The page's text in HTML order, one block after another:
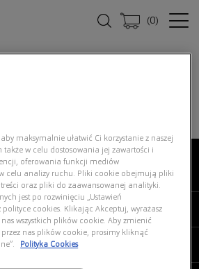
(0)
maksymalnie ułatwić Ci korzystanie z naszej
także w celu dostosowania jej zawartości i
oferowania funkcji mediów
celu analizy ruchu. Pliki cookie obejmują pliki
oraz pliki do zaawansowanej analityki.
jest po rozwinięciu „Ustawień
polityce cookies. Klikając Akceptuj, wyrażasz
wszystkich plików cookie. Aby zmienić
przez nas plików cookie, prosimy kliknąć
Polityka Cookies